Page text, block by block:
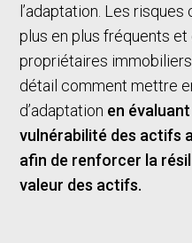
l’adaptation. Les
plus en plus fréquents
propriétaires
détail comment mettre
d’adaptation en
vulnérabilité des actifs
afin de renforcer la
valeur des actifs.